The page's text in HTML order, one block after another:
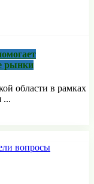
рынки
области в рамках
...